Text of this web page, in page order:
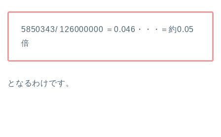
5850343/ 126000000 ＝0.046・・・＝約0.05
倍
となるわけです。